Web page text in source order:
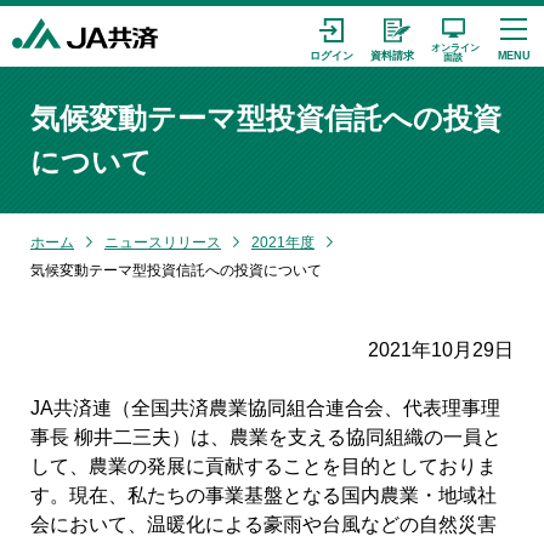
気候変動テーマ型投資信託への投資
について
ホーム ニュースリリース
2021年度
気候変動テーマ型投資信託への投資について
2021年10月29日
JA共済連（全国共済農業協同組合連合会、代表理事理
事長 柳井二三夫）は、農業を支える協同組織の一員と
して、農業の発展に貢献することを目的としておりま
す。現在、私たちの事業基盤となる国内農業・地域社
会において、温暖化による豪雨や台風などの自然災害